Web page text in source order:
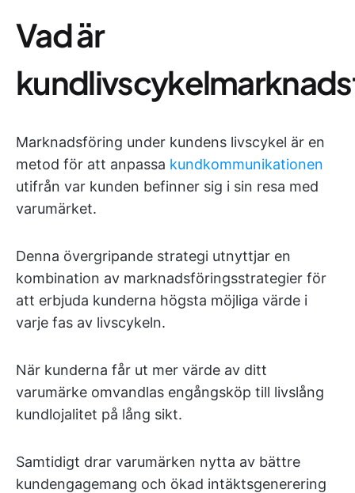
Vad är
Marknadsföring under kundens livscykel är en
metod för att anpassa kundkommunikationen
utifrån var kunden befinner sig i sin resa med
varumärket.
Denna övergripande strategi utnyttjar en
kombination av marknadsföringsstrategier för
att erbjuda kunderna högsta möjliga värde i
varje fas av livscykeln.
När kunderna får ut mer värde av ditt
varumärke omvandlas engångsköp till livslång
kundlojalitet på lång sikt.
Samtidigt drar varumärken nytta av bättre
kundengagemang och ökad intäktsgenerering